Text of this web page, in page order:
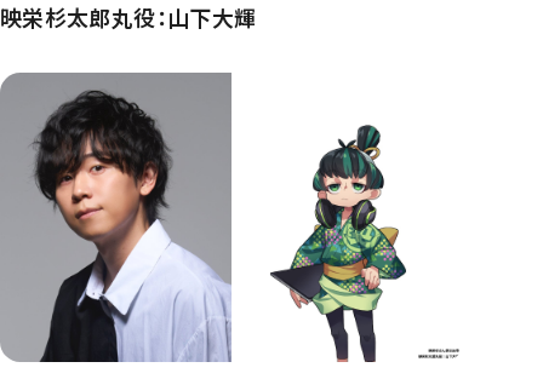
映栄杉太郎丸役：山下大輝